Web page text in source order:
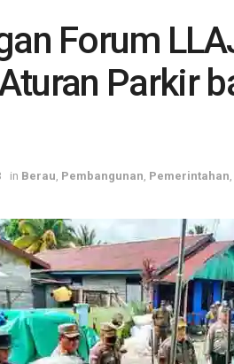
Forum
Parkir
in Berau, Pembangunan, Pemerintahan,